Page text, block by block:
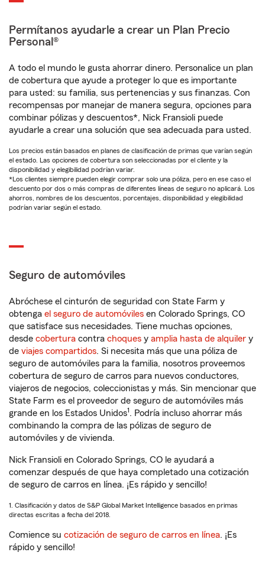
Permítanos ayudarle a crear un Plan Precio
Personal®
A todo el mundo le gusta ahorrar dinero. Personalice un plan
de cobertura que ayude a proteger lo que es importante
para usted: su familia, sus pertenencias y sus finanzas. Con
recompensas por manejar de manera segura, opciones para
combinar pólizas y descuentos*, Nick Fransioli puede
ayudarle a crear una solución que sea adecuada para usted.
Los precios están basados en planes de clasificación de primas que varían según
el estado. Las opciones de cobertura son seleccionadas por el cliente y la
disponibilidad y elegibilidad podrían variar.
*Los clientes siempre pueden elegir comprar solo una póliza, pero en ese caso el
descuento por dos o más compras de diferentes líneas de seguro no aplicará. Los
ahorros, nombres de los descuentos, porcentajes, disponibilidad y elegibilidad
podrían variar según el estado.
Seguro de automóviles
Abróchese el cinturón de seguridad con State Farm y
obtenga el seguro de automóviles en Colorado Springs, CO
que satisface sus necesidades. Tiene muchas opciones,
desde cobertura contra choques y amplia hasta de alquiler y
de viajes compartidos. Si necesita más que una póliza de
seguro de automóviles para la familia, nosotros proveemos
cobertura de seguro de carros para nuevos conductores,
viajeros de negocios, coleccionistas y más. Sin mencionar que
State Farm es el proveedor de seguro de automóviles más
grande en los Estados Unidos1. Podría incluso ahorrar más
combinando la compra de las pólizas de seguro de
automóviles y de vivienda.
Nick Fransioli en Colorado Springs, CO le ayudará a
comenzar después de que haya completado una cotización
de seguro de carros en línea. ¡Es rápido y sencillo!
1. Clasificación y datos de S&P Global Market Intelligence basados en primas
directas escritas a fecha del 2018.
Comience su cotización de seguro de carros en línea. ¡Es
rápido y sencillo!